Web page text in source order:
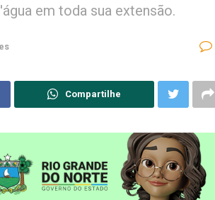
em toda sua extensão.
Compartilhe